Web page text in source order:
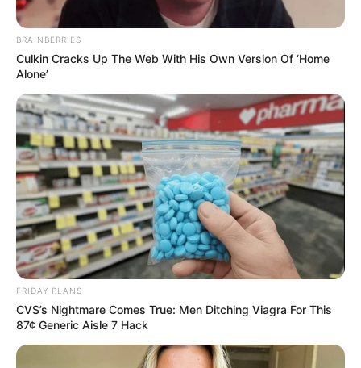
ทายนิสัยจากการเลือกกระทง
กระทงใบตอง…ท่านที่เลือก กระทง ที่ทำจากใบตอง หรือใบ
กล้วยแถวบ้านเรานี่เอง บ่งบอกถึงรสนิยมที่ชอบความ
พิถีพิถัน เป็นคนหนักแน่น ชอบทำมากกว่าพูด มีความเป็น
ส่วนตัวสูง ชอบช่วยเหลือผู้อื่น สามารถอยู่ในกฎระเบียบได้ดี
มีเอกลักษณ์เฉพาะตัว มีเสน่ห์ดึงดูดใจ เป็นคนพูดน้อยต่อย
หนัก มีความอดทนต่อภาวะกดดันได้สูง คิดถึงคนรอบข้าง
อยู่เสมอ ความรู้สึกไว เป็นผู้ถ่ายทอดได้อย่างละมุนละม่อม
มีภาวะความเป็นผู้นำ ระเอียดรอบคอบ แต่ติดจะมีความคิด
เป็นของตัวเองมากอยู่สักหน่อย
BRAINBERRIES
Culkin Cracks Up The Web With His Own Version Of ‘Home
Alone’
FRIDAY PLANS
CVS’s Nightmare Comes True: Men Ditching Viagra For This
87¢ Generic Aisle 7 Hack